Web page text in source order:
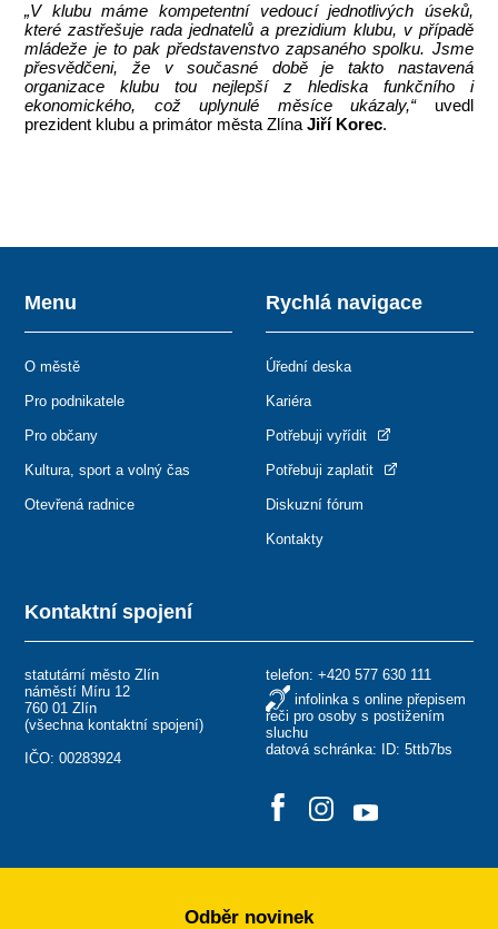
„V klubu máme kompetentní vedoucí jednotlivých úseků,
které zastřešuje rada jednatelů a prezidium klubu, v případě
mládeže je to pak představenstvo zapsaného spolku. Jsme
přesvědčeni, že v současné době je takto nastavená
organizace klubu tou nejlepší z hlediska funkčního i
ekonomického, což uplynulé měsíce ukázaly,“uvedl
prezident klubu a primátor města ZlínaJiří Korec.
Kontaktní spojení
statutární město Zlín
náměstí Míru 12
760 01 Zlín
(všechna kontaktní spojení)
IČO: 00283924
telefon: +420 577 630 111
infolinka s online přepisem
řeči pro osoby s postižením
sluchu
datová schránka: ID: 5ttb7bs
Menu
O městě
Pro podnikatele
Pro občany
Kultura, sport a volný čas
Otevřená radnice
Rychlá navigace
Úřední deska
Kariéra
Potřebuji vyřídit
Potřebuji zaplatit
Diskuzní fórum
Kontakty
Odběr novinek